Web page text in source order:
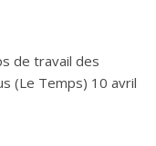
de travail des
(Le Temps) 10 avril